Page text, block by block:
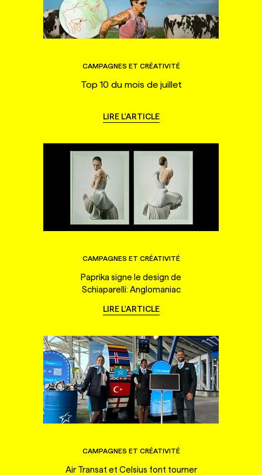
CAMPAGNES ET CRÉATIVITÉ
Top 10 du mois de juillet
LIRE L'ARTICLE
CAMPAGNES ET CRÉATIVITÉ
Paprika signe le design de
Schiaparelli: Anglomaniac
LIRE L'ARTICLE
CAMPAGNES ET CRÉATIVITÉ
Air Transat et Celsius font tourner